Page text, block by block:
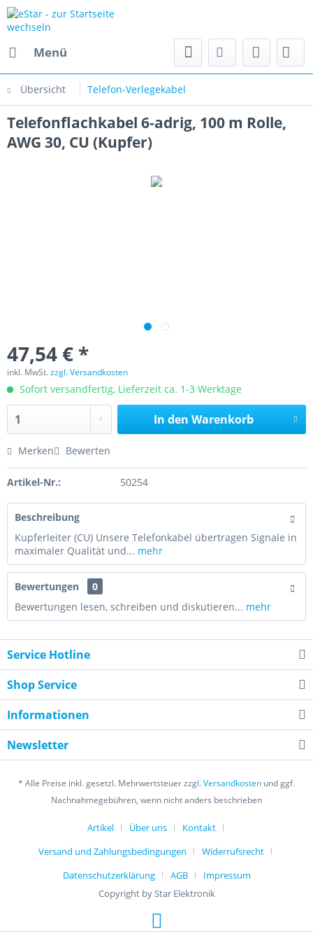
Menü
Übersicht Telefon-Verlegekabel
Telefonflachkabel 6-adrig, 100 m Rolle,
AWG 30, CU (Kupfer)
47,54 € *
inkl. MwSt.zzgl. Versandkosten
Sofort versandfertig, Lieferzeit ca. 1-3 Werktage
In den Warenkorb
Merken Bewerten
Artikel-Nr.: 50254
Beschreibung
Kupferleiter (CU) Unsere Telefonkabel übertragen Signale in
maximaler Qualität und... mehr
Bewertungen
0
Bewertungen lesen, schreiben und diskutieren... mehr
Service Hotline
Shop Service
Informationen
Newsletter
* Alle Preise inkl. gesetzl. Mehrwertsteuer zzgl.Versandkosten und ggf.
Nachnahmegebühren, wenn nicht anders beschrieben
Artikel Über uns
Kontakt
Versand und Zahlungsbedingungen
Widerrufsrecht
Datenschutzerklärung
AGB
Impressum
Copyright by Star Elektronik